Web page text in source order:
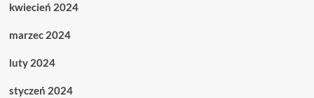
kwiecień 2024
marzec 2024
luty 2024
styczeń 2024